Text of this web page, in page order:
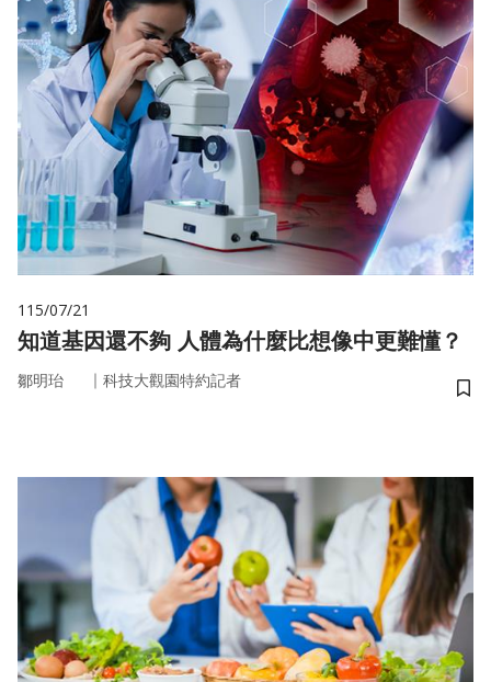
115/07/21
知道基因還不夠 人體為什麼比想像中更難懂？
鄒明珆 ｜ 科技大觀園特約記者
儲